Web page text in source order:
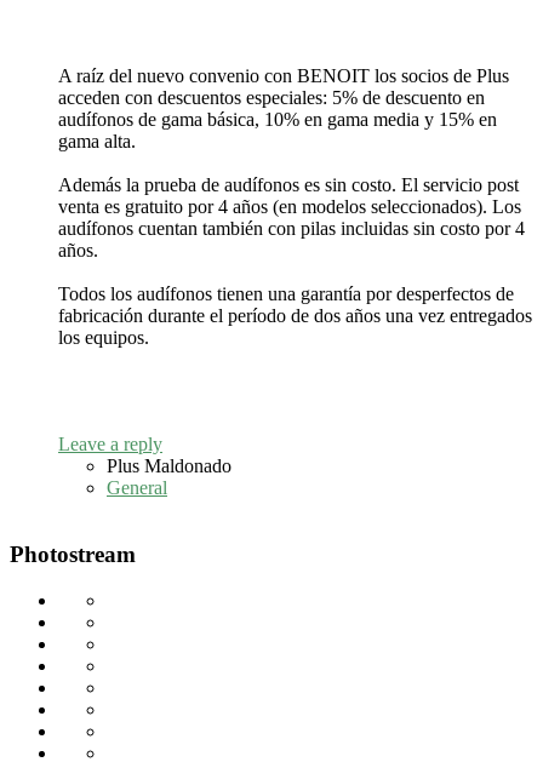
A raíz del nuevo convenio con BENOIT los socios de Plus
acceden con descuentos especiales: 5% de descuento en
audífonos de gama básica, 10% en gama media y 15% en
gama alta.
Además la prueba de audífonos es sin costo. El servicio post
venta es gratuito por 4 años (en modelos seleccionados). Los
audífonos cuentan también con pilas incluidas sin costo por 4
años.
Todos los audífonos tienen una garantía por desperfectos de
fabricación durante el período de dos años una vez entregados
los equipos.
Leave a reply
Plus Maldonado
General
Photostream